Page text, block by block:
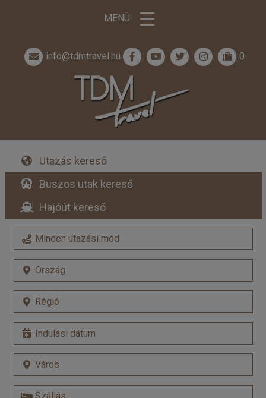
MENÜ
info@tdmtravel.hu 0
Utazás kereső
Buszos utak kereső
Hajóút kereső